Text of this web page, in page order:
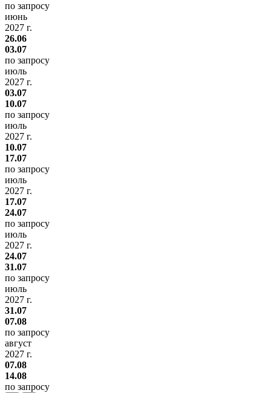
по запросу
июнь
2027 г.
26.06
03.07
по запросу
июль
2027 г.
03.07
10.07
по запросу
июль
2027 г.
10.07
17.07
по запросу
июль
2027 г.
17.07
24.07
по запросу
июль
2027 г.
24.07
31.07
по запросу
июль
2027 г.
31.07
07.08
по запросу
август
2027 г.
07.08
14.08
по запросу